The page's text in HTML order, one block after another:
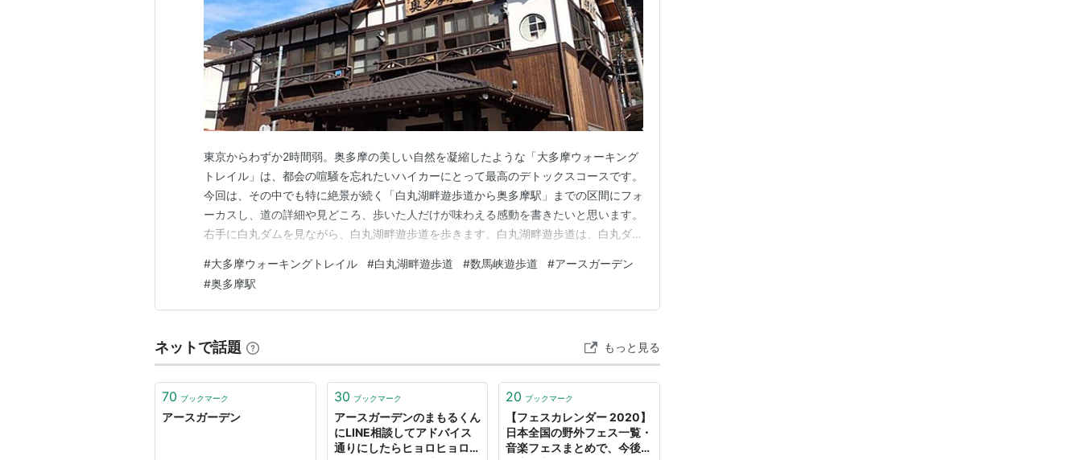
東京からわずか2時間弱。奥多摩の美しい自然を凝縮したような「大多摩ウォーキング
トレイル」は、都会の喧騒を忘れたいハイカーにとって最高のデトックスコースです。
今回は、その中でも特に絶景が続く「白丸湖畔遊歩道から奥多摩駅」までの区間にフォ
ーカスし、道の詳細や見どころ、歩いた人だけが味わえる感動を書きたいと思います。
右手に白丸ダムを見ながら、白丸湖畔遊歩道を歩きます。白丸湖畔遊歩道は、白丸ダム
堅牢な木の柵が設置されています 右手を見ると常に神秘的なエメラルドの湖面、左手
には切り立った岩壁と苔むした岩々。以前落石のあり通常…
#大多摩ウォーキングトレイル #白丸湖畔遊歩道 #数馬峡遊歩道 #アースガーデン
#奥多摩駅
ネットで話題 もっと見る
70 ブックマーク
アースガーデン
30 ブックマーク
アースガーデンのまもるくん
にLINE相談してアドバイス
通りにしたらヒョロヒョロき
20 ブックマーク
【フェスカレンダー 2020】
日本全国の野外フェス一覧・
音楽フェスまとめで、今後の